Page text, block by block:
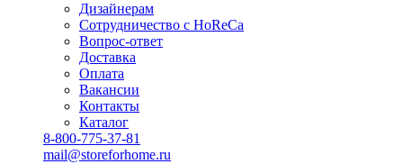
Дизайнерам
Сотрудничество с HoReCa
Вопрос-ответ
Доставка
Оплата
Вакансии
Контакты
Каталог
8-800-775-37-81
mail@storeforhome.ru